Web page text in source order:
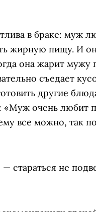
в браке: муж
жирную пищу. И
она жарит
съедает
другие
«Муж очень любит
все можно, так
стараться не